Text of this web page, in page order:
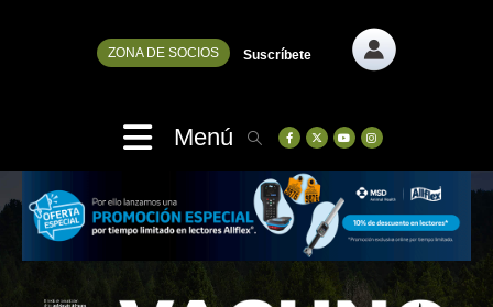
ZONA DE SOCIOS Suscríbete
Menú